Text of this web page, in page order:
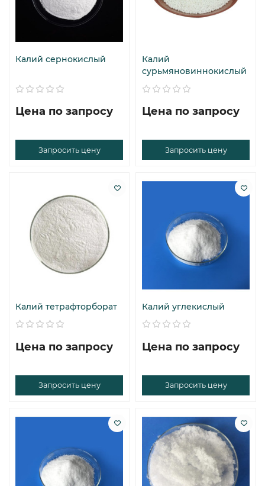
Калий сернокислый
Цена по запросу
Запросить цену
Калий
сурьмяновиннокислый
Цена по запросу
Запросить цену
Калий тетрафторборат
Цена по запросу
Запросить цену
Калий углекислый
Цена по запросу
Запросить цену